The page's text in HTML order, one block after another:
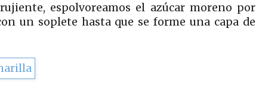
espolvoreamos el azúcar moreno por
un soplete hasta que se forme una capa de